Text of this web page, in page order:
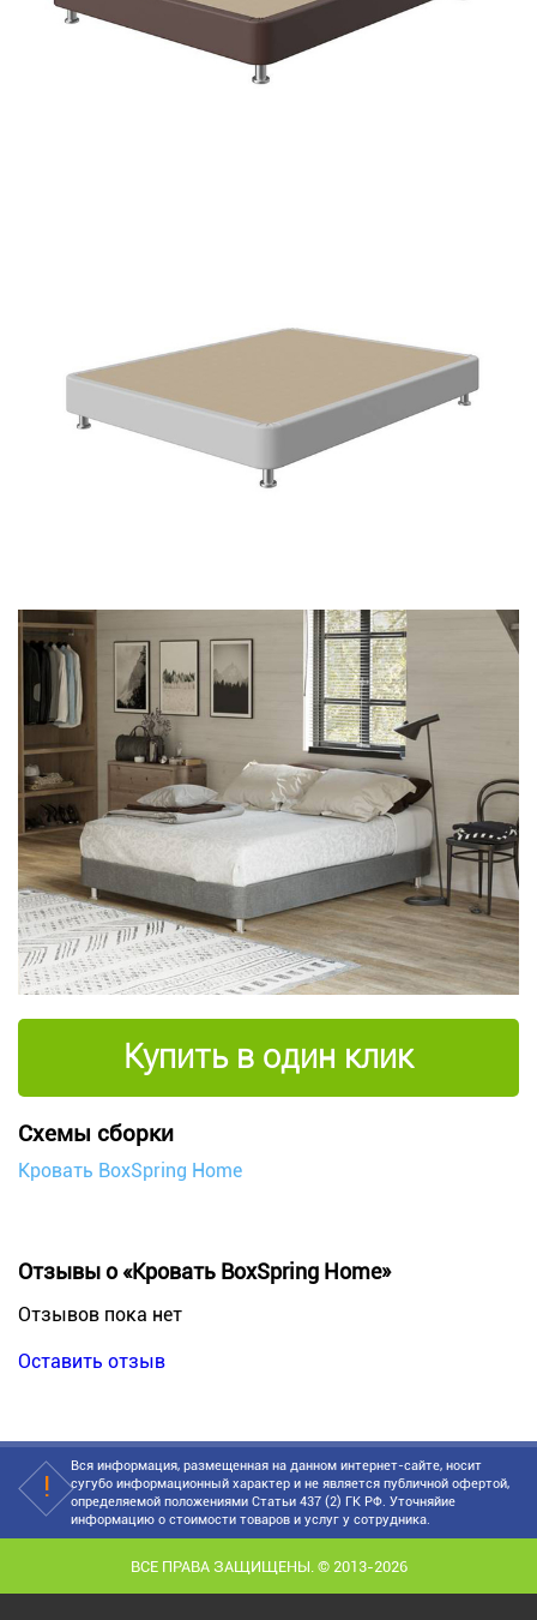
Купить в один клик
Схемы сборки
Кровать BoxSpring Home
Отзывы о «Кровать BoxSpring Home»
Отзывов пока нет
Оставить отзыв
Вся информация, размещенная на данном интернет-сайте, носит
сугубо информационный характер и не является публичной офертой,
определяемой положениями Статьи 437 (2) ГК РФ. Уточняйие
информацию о стоимости товаров и услуг у сотрудника.
ВСЕ ПРАВА ЗАЩИЩЕНЫ. © 2013-2026